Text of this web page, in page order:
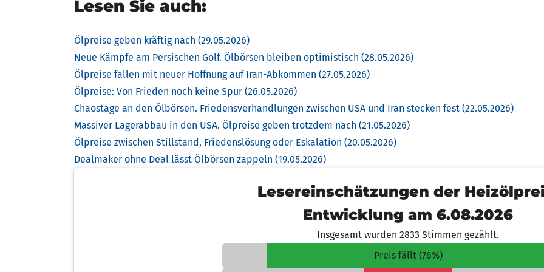
Lesen Sie auch:
Ölpreise geben kräftig nach (29.05.2026)
Neue Kämpfe am Persischen Golf. Ölbörsen bleiben optimistisch (28.05.2026)
Ölpreise fallen mit neuer Hoffnung auf Iran-Abkommen (27.05.2026)
Ölpreise: Von Frieden noch keine Spur (26.05.2026)
Chaostage an den Ölbörsen. Friedensverhandlungen zwischen USA und Iran stecken fest (22.05.2026)
Massiver Lagerabbau in den USA. Ölpreise geben trotzdem nach (21.05.2026)
Ölpreise zwischen Stillstand, Friedenslösung oder Eskalation (20.05.2026)
Dealmaker ohne Deal lässt Ölbörsen zappeln (19.05.2026)
Lesereinschätzungen der
Entwicklung am 6.08.2026
Insgesamt wurden 2833 Stimmen gezählt.
Preis fällt (76%)